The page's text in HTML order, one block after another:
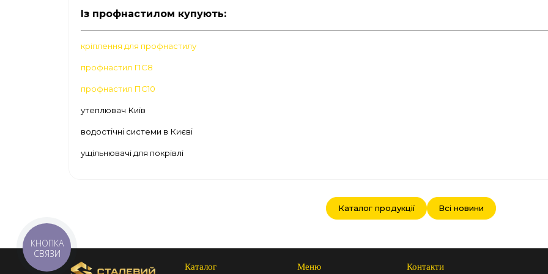
Із профнастилом купують:
кріплення для профнастилу
профнастил ПС8
профнастил ПС10
утеплювач Київ
водостічні системи в Києві
ущільнювачі для покрівлі
Каталог продукції Всі новини
Каталог Меню Контакти
КНОПКА
СВЯЗИ